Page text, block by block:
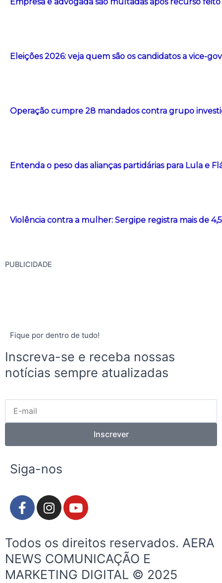
Eleições 2026: veja quem são os candidatos a vice-
Operação cumpre 28 mandados contra grupo
Entenda o peso das alianças partidárias para Lula e
Violência contra a mulher: Sergipe registra mais de
PUBLICIDADE
Fique por dentro de tudo!
Inscreva-se e receba nossas
notícias sempre atualizadas
mail
Inscrever
Siga-nos
F
a
e
b
o
o
I
n
t
a
g
r
Y
o
t
u
b
e
Todos os direitos reservados. AERA
NEWS COMUNICAÇÃO E
MARKETING DIGITAL © 2025